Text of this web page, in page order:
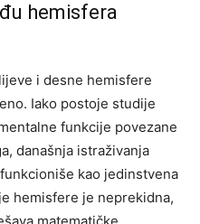
hemisfera
i desne hemisfere
Iako postoje studije
funkcije povezane
današnja istraživanja
kao jedinstvena
hemisfere je neprekidna,